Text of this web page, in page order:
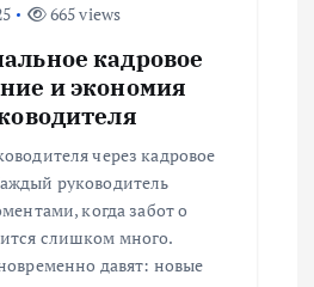
665 views
кадровое
и экономия
через кадровое
руководитель
когда забот о
слишком много.
давят: новые